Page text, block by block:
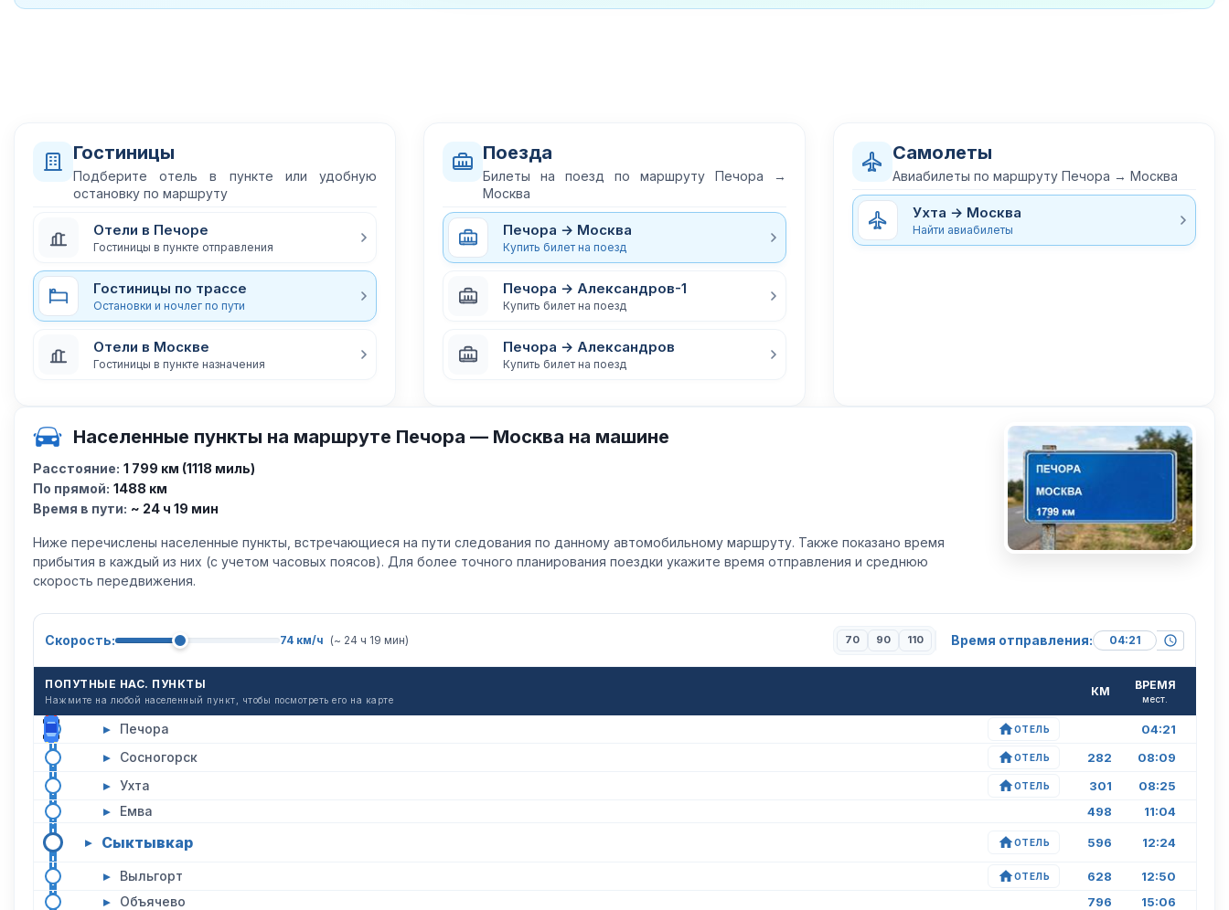
Гостиницы
Подберите отель в пункте или удобную
остановку по маршруту
Отели в Печоре
Гостиницы в пункте отправления
Гостиницы по трассе
Остановки и ночлег по пути
Отели в Москве
Гостиницы в пункте назначения
Поезда
Билеты на поезд по маршруту Печора →
Москва
Печора → Москва
Купить билет на поезд
Печора → Александров-1
Купить билет на поезд
Печора → Александров
Купить билет на поезд
Самолеты
Авиабилеты по маршруту Печора → Москва
Ухта → Москва
Найти авиабилеты
Населенные пункты на маршруте Печора — Москва на машине
Расстояние: 1 799 км (1118 миль)
По прямой: 1488 км
Время в пути: ~ 24 ч 19 мин
Ниже перечислены населенные пункты, встречающиеся на пути следования по данному автомобильному маршруту. Также показано время
прибытия в каждый из них (с учетом часовых поясов). Для более точного планирования поездки укажите время отправления и среднюю
скорость передвижения.
Скорость: 74 км/ч (~ 24 ч 19 мин) 70 90 110 Время отправления:
ПОПУТНЫЕ НАС. ПУНКТЫ
Нажмите на любой населенный пункт, чтобы посмотреть его на карте
КМ ВРЕМЯ
мест.
▸ Печора ОТЕЛЬ 04:21
▸ Сосногорск ОТЕЛЬ 282 08:09
▸ Ухта ОТЕЛЬ 301 08:25
▸ Емва 498 11:04
▸ Сыктывкар ОТЕЛЬ 596 12:24
▸ Выльгорт ОТЕЛЬ 628 12:50
▸ Объячево 796 15:06